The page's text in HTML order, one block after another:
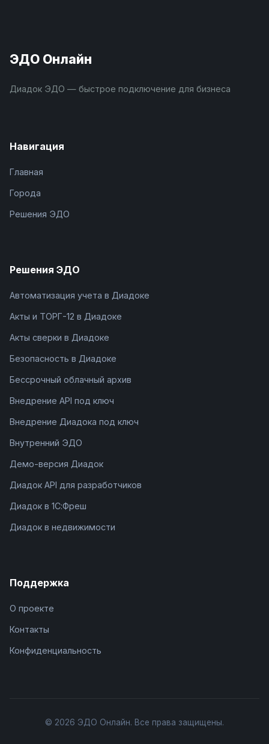
ЭДО Онлайн
Диадок ЭДО — быстрое подключение для бизнеса
Навигация
Главная
Города
Решения ЭДО
Решения ЭДО
Автоматизация учета в Диадоке
Акты и ТОРГ-12 в Диадоке
Акты сверки в Диадоке
Безопасность в Диадоке
Бессрочный облачный архив
Внедрение API под ключ
Внедрение Диадока под ключ
Внутренний ЭДО
Демо-версия Диадок
Диадок API для разработчиков
Диадок в 1С:Фреш
Диадок в недвижимости
Поддержка
О проекте
Контакты
Конфиденциальность
© 2026 ЭДО Онлайн. Все права защищены.